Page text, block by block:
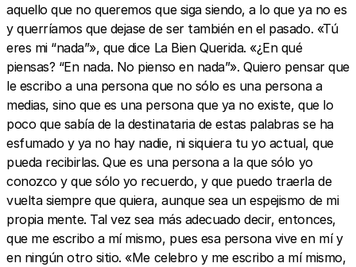
aquello que no queremos que siga siendo, a lo que ya no es
y querríamos que dejase de ser también en el pasado. «Tú
eres mi “nada”», que dice La Bien Querida. «¿En qué
piensas? “En nada. No pienso en nada”». Quiero pensar que
le escribo a una persona que no sólo es una persona a
medias, sino que es una persona que ya no existe, que lo
poco que sabía de la destinataria de estas palabras se ha
esfumado y ya no hay nadie, ni siquiera tu yo actual, que
pueda recibirlas. Que es una persona a la que sólo yo
conozco y que sólo yo recuerdo, y que puedo traerla de
vuelta siempre que quiera, aunque sea un espejismo de mi
propia mente. Tal vez sea más adecuado decir, entonces,
que me escribo a mí mismo, pues esa persona vive en mí y
en ningún otro sitio. «Me celebro y me escribo a mí mismo,